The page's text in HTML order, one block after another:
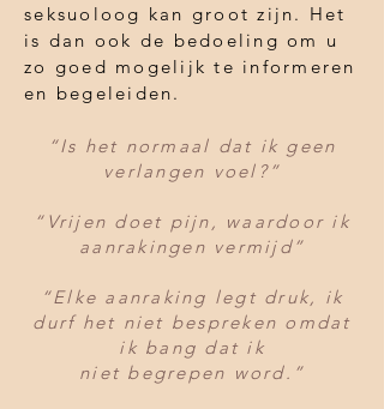
seksuoloog kan groot zijn. Het
is dan ook de bedoeling om u
zo goed mogelijk te informeren
en begeleiden.
“Is het normaal dat ik geen
verlangen voel?”
“Vrijen doet pijn, waardoor ik
aanrakingen vermijd”
“Elke aanraking legt druk, ik
durf het niet bespreken omdat
ik bang dat ik
niet begrepen word.”